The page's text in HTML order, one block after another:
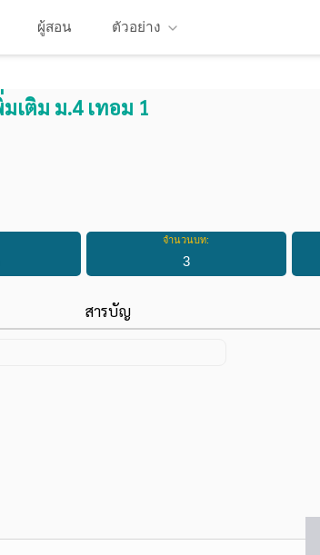
ผู้สอน ตัวอย่าง
เติม ม.4 เทอม 1
จำนวนบท:
3
สารบัญ